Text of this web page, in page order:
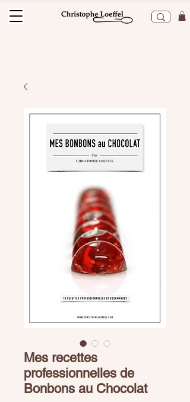
Mes recettes
professionnelles de
Bonbons au Chocolat